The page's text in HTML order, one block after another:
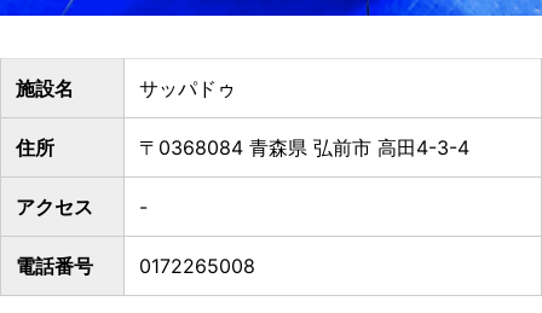
施設名 サッパドゥ
住所 〒0368084 青森県 弘前市 高田4-3-4
アクセス -
電話番号 0172265008